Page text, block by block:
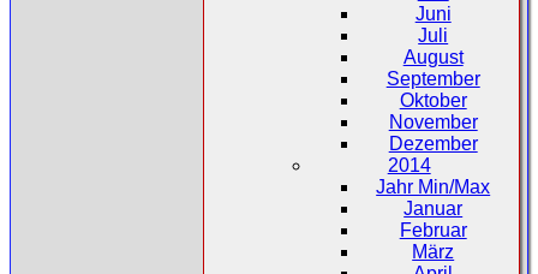
Juni
Juli
August
September
Oktober
November
Dezember
2014
Jahr Min/Max
Januar
Februar
März